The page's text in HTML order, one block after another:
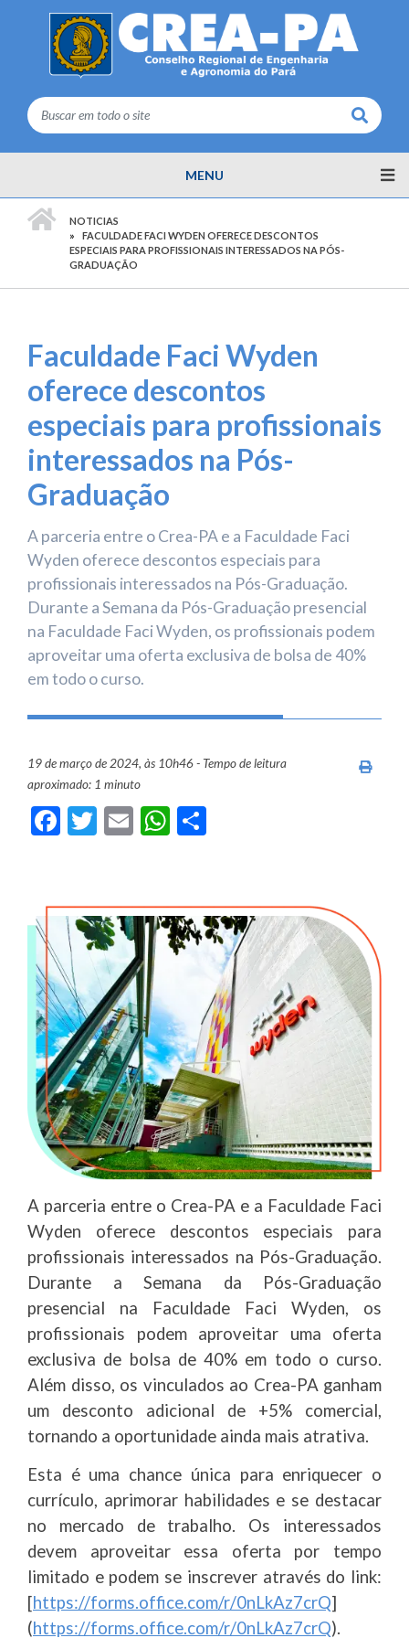
Buscar
MENU
NOTICIAS
FACULDADE FACI WYDEN OFERECE DESCONTOS
ESPECIAIS PARA PROFISSIONAIS INTERESSADOS NA PÓS-
GRADUAÇÃO
Faculdade Faci Wyden
oferece descontos
especiais para profissionais
interessados na Pós-
Graduação
A parceria entre o Crea-PA e a Faculdade Faci
Wyden oferece descontos especiais para
profissionais interessados na Pós-Graduação.
Durante a Semana da Pós-Graduação presencial
na Faculdade Faci Wyden, os profissionais podem
aproveitar uma oferta exclusiva de bolsa de 40%
em todo o curso.
19 de março de 2024, às 10h46 - Tempo de leitura
aproximado: 1 minuto
Facebook
Twitter
EmailWhatsApp
A parceria entre o Crea-PA e a Faculdade Faci
Wyden oferece descontos especiais para
profissionais interessados na Pós-Graduação.
Durante a Semana da Pós-Graduação
presencial na Faculdade Faci Wyden, os
profissionais podem aproveitar uma oferta
exclusiva de bolsa de 40% em todo o curso.
Além disso, os vinculados ao Crea-PA ganham
um desconto adicional de +5% comercial,
tornando a oportunidade ainda mais atrativa.
Esta é uma chance única para enriquecer o
currículo, aprimorar habilidades e se destacar
no mercado de trabalho. Os interessados
devem aproveitar essa oferta por tempo
limitado e podem se inscrever através do link:
[https://forms.office.com/r/0nLkAz7crQ]
(https://forms.office.com/r/0nLkAz7crQ).